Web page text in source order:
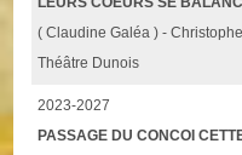
( Claudine Galéa ) -
Théâtre Dunois
2023-2027
PASSAGE DU CONCOI